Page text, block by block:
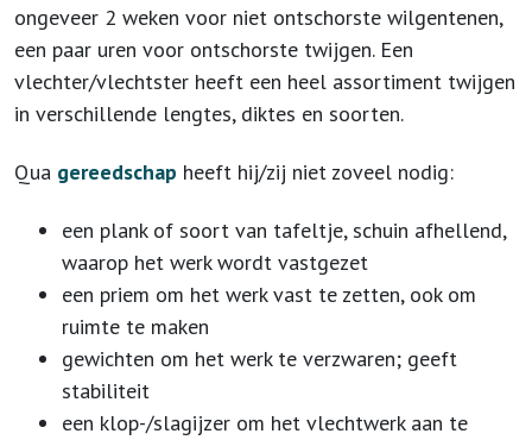
ongeveer 2 weken voor niet ontschorste wilgentenen,
een paar uren voor ontschorste twijgen. Een
vlechter/vlechtster heeft een heel assortiment twijgen
in verschillende lengtes, diktes en soorten.
Qua gereedschap heeft hij/zij niet zoveel nodig:
een plank of soort van tafeltje, schuin afhellend,
waarop het werk wordt vastgezet
een priem om het werk vast te zetten, ook om
ruimte te maken
gewichten om het werk te verzwaren; geeft
stabiliteit
een klop-/slagijzer om het vlechtwerk aan te